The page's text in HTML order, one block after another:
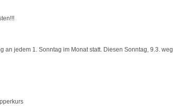
an jedem 1. Sonntag im Monat statt. Diesen Sonntag, 9.3.